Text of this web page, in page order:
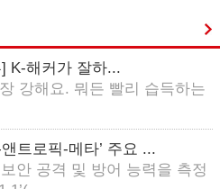
K-해커가 잘하...
강해요. 뭐든 빨리 습득하는
트로픽-메타’ 주요 ...
안 공격 및 방어 능력을 측정